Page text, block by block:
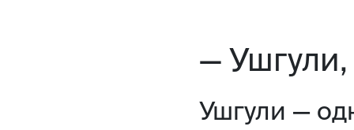
— Ушгули,
Ушгули —